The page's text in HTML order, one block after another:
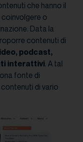
che hanno il
o
Data la
contenuti di
podcast,
interattivi. A tal
fonte di
di vario